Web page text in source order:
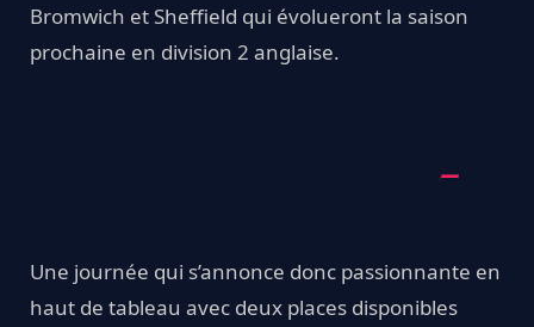
Bromwich et Sheffield qui évolueront la saison
prochaine en division 2 anglaise.
Une journée qui s’annonce donc passionnante en
haut de tableau avec deux places disponibles